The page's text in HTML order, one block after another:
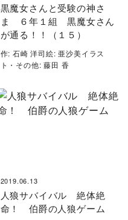
黒魔女さんと受験の神さ
ま ６年１組 黒魔女さん
が通る！！（１５）
作: 石崎 洋司絵: 亜沙美イラス
ト・その他: 藤田 香
2019.06.13
人狼サバイバル 絶体絶
命！ 伯爵の人狼ゲーム